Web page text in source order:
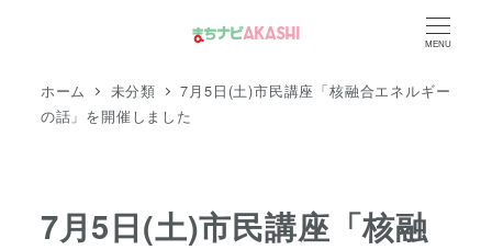
MENU
ホーム 未分類
7月5日(土)市民講座「核融合エネルギー
の話」を開催しました
7月5日(土)市民講座「核融